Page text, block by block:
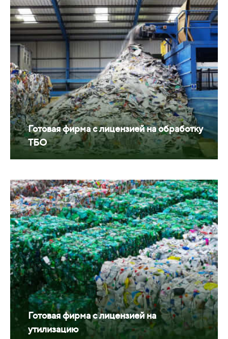
Готовая фирма с лицензией на обработку
ТБО
Готовая фирма с лицензией на
утилизацию